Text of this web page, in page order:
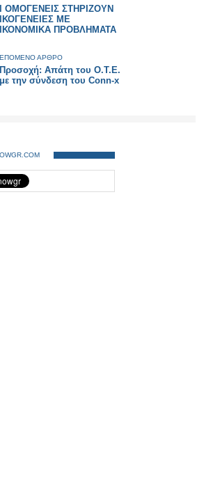
ΟΜΟΓΕΝΕΙΣ ΣΤΗΡΙΖΟΥΝ
ΜΕ
ΠΡΟΒΛΗΜΑΤΑ
ΕΠΟΜΕΝΟ ΑΡΘΡΟ
Προσοχή: Απάτη του Ο.Τ.Ε.
με την σύνδεση του Conn-x